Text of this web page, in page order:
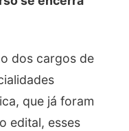
dos cargos de
que já foram
edital, esses